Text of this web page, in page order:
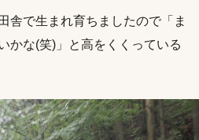
舎で生まれ育ちましたので「ま
かな(笑)」と高をくくっている